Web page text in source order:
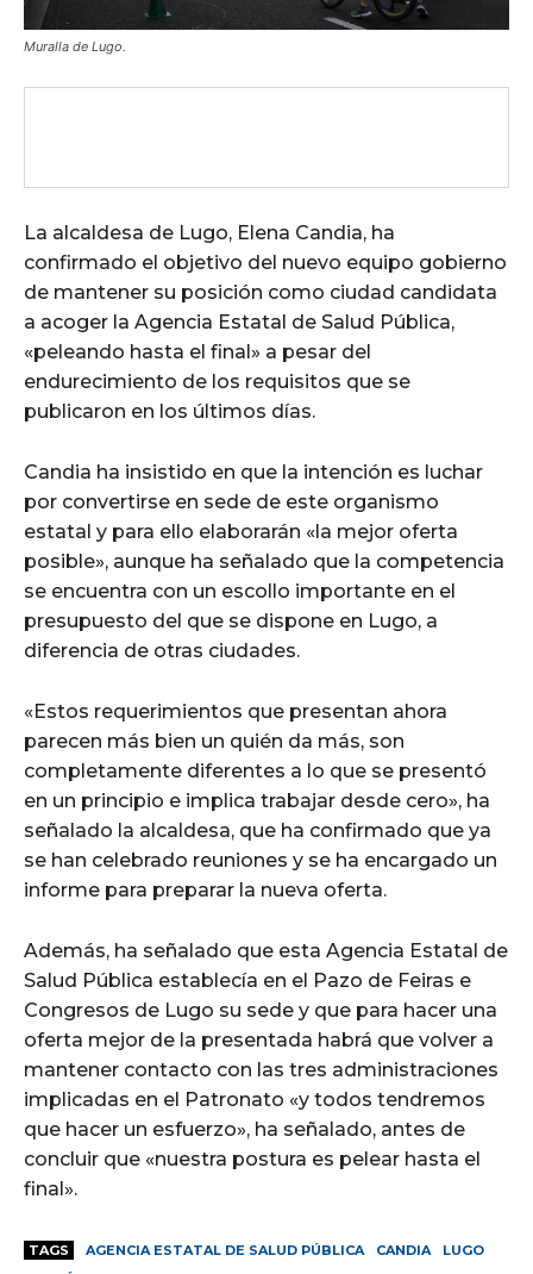
Muralla de Lugo.
La alcaldesa de Lugo, Elena Candia, ha
confirmado el objetivo del nuevo equipo gobierno
de mantener su posición como ciudad candidata
a acoger la Agencia Estatal de Salud Pública,
«peleando hasta el final» a pesar del
endurecimiento de los requisitos que se
publicaron en los últimos días.
Candia ha insistido en que la intención es luchar
por convertirse en sede de este organismo
estatal y para ello elaborarán «la mejor oferta
posible», aunque ha señalado que la competencia
se encuentra con un escollo importante en el
presupuesto del que se dispone en Lugo, a
diferencia de otras ciudades.
«Estos requerimientos que presentan ahora
parecen más bien un quién da más, son
completamente diferentes a lo que se presentó
en un principio e implica trabajar desde cero», ha
señalado la alcaldesa, que ha confirmado que ya
se han celebrado reuniones y se ha encargado un
informe para preparar la nueva oferta.
Además, ha señalado que esta Agencia Estatal de
Salud Pública establecía en el Pazo de Feiras e
Congresos de Lugo su sede y que para hacer una
oferta mejor de la presentada habrá que volver a
mantener contacto con las tres administraciones
implicadas en el Patronato «y todos tendremos
que hacer un esfuerzo», ha señalado, antes de
concluir que «nuestra postura es pelear hasta el
final».
TAGS AGENCIA ESTATAL DE SALUD PÚBLICA CANDIA
LUGO